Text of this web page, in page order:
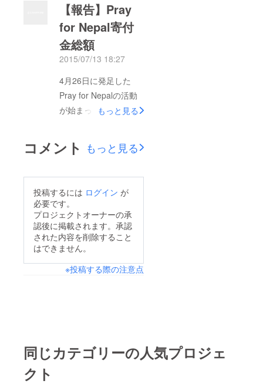
【報告】Pray
for Nepal寄付
金総額
2015/07/13 18:27
4月26日に発足した
Pray for Nepalの活動
が始まって約2ヶ月半
で、これまでの街頭募
金活動、店頭募金箱設
募金箱設置活動を通じ
て皆様から頂いた寄付
金の総額をお知らせ致
します。 寄付金総
ルピー) 送金先は以下
活動→NPO法人ミラ
ン・クラブ・ジャパン
もっと見る
コメント もっと見る
投稿するには ログイン が
必要です。
プロジェクトオーナーの承
認後に掲載されます。承認
された内容を削除すること
はできません。
※投稿する際の注意点
同じカテゴリーの人気プロジェ
クト